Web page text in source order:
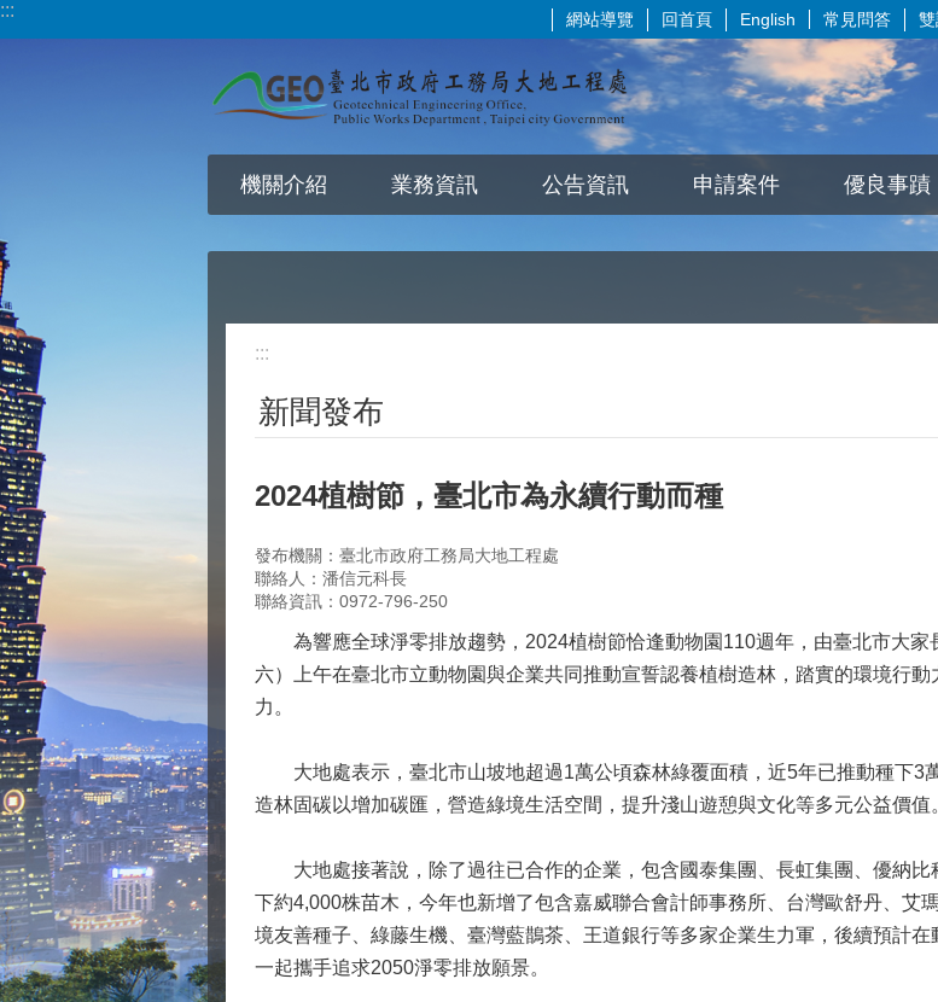
跳到主要內容區塊
::: 網站導覽 回首頁 English 常見問答
機關介紹 業務資訊 公告資訊 申請案件 優良事蹟
:::
新聞發布
2024植樹節，臺北市為永續行動而種
發布機關：臺北市政府工務局大地工程處
聯絡人：潘信元科長
聯絡資訊：0972-796-250
為響應全球淨零排放趨勢，2024植樹節恰逢動物園110週年，由臺北市大家
六）上午在臺北市立動物園與企業共同推動宣誓認養植樹造林，踏實的環境行
力。
大地處表示，臺北市山坡地超過1萬公頃森林綠覆面積，近5年已推動種下3
造林固碳以增加碳匯，營造綠境生活空間，提升淺山遊憩與文化等多元公益價值
大地處接著說，除了過往已合作的企業，包含國泰集團、長虹集團、優納比
下約4,000株苗木，今年也新增了包含嘉威聯合會計師事務所、台灣歐舒丹、艾
境友善種子、綠藤生機、臺灣藍鵲茶、王道銀行等多家企業生力軍，後續預計
一起攜手追求2050淨零排放願景。